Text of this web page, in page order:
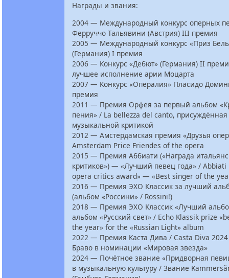
Награды и звания:
2004 — Международный конкурс оперных
Ферруччо Тальявини (Австрия) III премия
2005 — Международный конкурс «Приз
(Германия) I премия
2006 — Конкурс «Дебют» (Германия) II
лучшее исполнение арии Моцарта
2007 — Конкурс «Опералия» Пласидо
премия
2011 — Премия Орфея за первый альбом
пения» / La bellezza del canto,
музыкальной критикой
2012 — Амстердамская премия «Друзья
Amsterdam Price Friendes of the opera
2015 — Премия Аббиати («Награда
критиков») — «Лучший певец года» /
opera critics award» — «Best singer of the
2016 — Премия ЭХО Классик за лучший
(альбом «Россини» / Rossini!)
2018 — Премия ЭХО Классик «Лучший
альбом «Русский свет» / Echo Klassik prize
the year» for the «Russian Light» album
2022 — Премия Каста Дива / Casta Diva
Браво в номинации «Мировая звезда»
2024 — Почётное звание «Придворная
в музыкальную культуру / Звание